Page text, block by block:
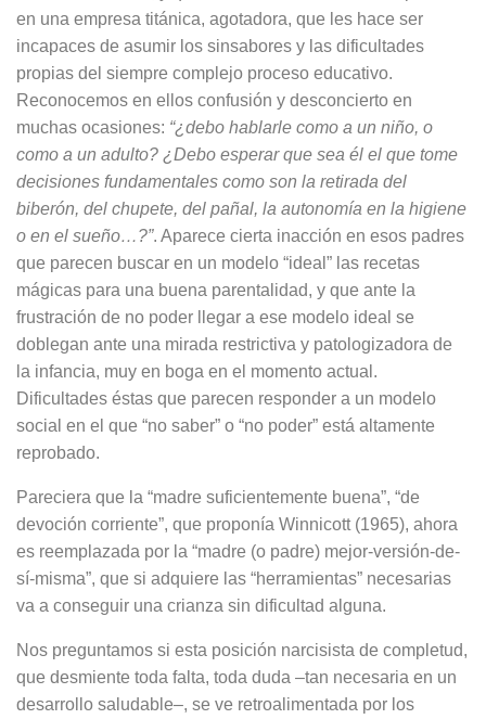
en una empresa titánica, agotadora, que les hace ser
incapaces de asumir los sinsabores y las dificultades
propias del siempre complejo proceso educativo.
Reconocemos en ellos confusión y desconcierto en
muchas ocasiones: “¿debo hablarle como a un niño, o
como a un adulto? ¿Debo esperar que sea él el que tome
decisiones fundamentales como son la retirada del
biberón, del chupete, del pañal, la autonomía en la higiene
o en el sueño…?”. Aparece cierta inacción en esos padres
que parecen buscar en un modelo “ideal” las recetas
mágicas para una buena parentalidad, y que ante la
frustración de no poder llegar a ese modelo ideal se
doblegan ante una mirada restrictiva y patologizadora de
la infancia, muy en boga en el momento actual.
Dificultades éstas que parecen responder a un modelo
social en el que “no saber” o “no poder” está altamente
reprobado.
Pareciera que la “madre suficientemente buena”, “de
devoción corriente”, que proponía Winnicott (1965), ahora
es reemplazada por la “madre (o padre) mejor-versión-de-
sí-misma”, que si adquiere las “herramientas” necesarias
va a conseguir una crianza sin dificultad alguna.
Nos preguntamos si esta posición narcisista de completud,
que desmiente toda falta, toda duda –tan necesaria en un
desarrollo saludable–, se ve retroalimentada por los